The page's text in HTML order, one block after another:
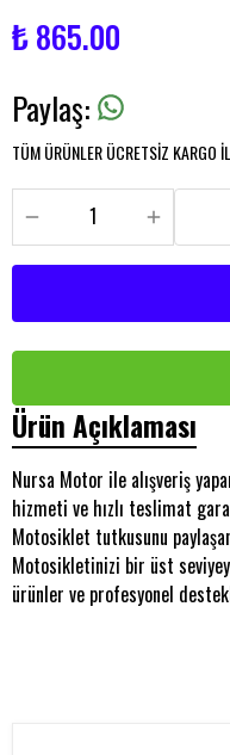
₺ 865.00
Paylaş:
TÜM ÜRÜNLER ÜCRETSİZ KARGO
Ürün Açıklaması
Nursa Motor ile alışveriş
hizmeti ve hızlı teslimat
Motosiklet tutkusunu
Motosikletinizi bir üst
ürünler ve profesyonel